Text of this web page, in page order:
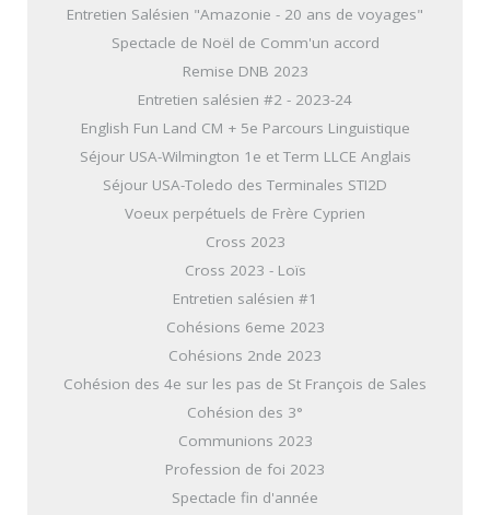
Entretien Salésien "Amazonie - 20 ans de voyages"
Spectacle de Noël de Comm'un accord
Remise DNB 2023
Entretien salésien #2 - 2023-24
English Fun Land CM + 5e Parcours Linguistique
Séjour USA-Wilmington 1e et Term LLCE Anglais
Séjour USA-Toledo des Terminales STI2D
Voeux perpétuels de Frère Cyprien
Cross 2023
Cross 2023 - Loïs
Entretien salésien #1
Cohésions 6eme 2023
Cohésions 2nde 2023
Cohésion des 4e sur les pas de St François de Sales
Cohésion des 3°
Communions 2023
Profession de foi 2023
Spectacle fin d'année